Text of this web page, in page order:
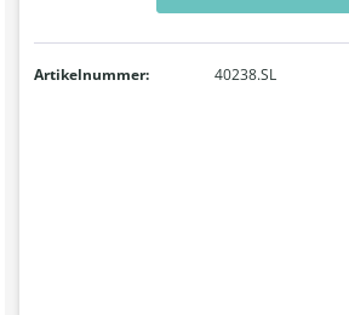
Artikelnummer: 40238.SL